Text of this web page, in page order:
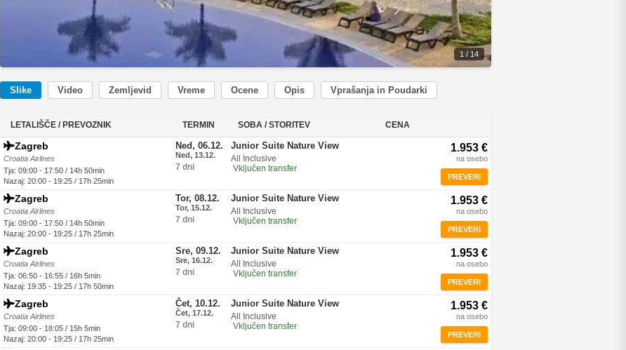
1 / 14
Slike Video Zemljevid Vreme Ocene Opis Vprašanja in Poudarki
LETALIŠČE / PREVOZNIK TERMIN SOBA / STORITEV CENA
Zagreb
Croatia Airlines
Tja: 09:00 - 17:50 / 14h 50min
Nazaj: 20:00 - 19:25 / 17h 25min
Ned, 06.12.
Ned, 13.12.
7 dni
Junior Suite Nature View
All Inclusive
Vključen transfer
1.953 €
na osebo
PREVERI
Zagreb
Croatia Airlines
Tja: 09:00 - 17:50 / 14h 50min
Nazaj: 20:00 - 19:25 / 17h 25min
Tor, 08.12.
Tor, 15.12.
7 dni
Junior Suite Nature View
All Inclusive
Vključen transfer
1.953 €
na osebo
PREVERI
Zagreb
Croatia Airlines
Tja: 06:50 - 16:55 / 16h 5min
Nazaj: 19:35 - 19:25 / 17h 50min
Sre, 09.12.
Sre, 16.12.
7 dni
Junior Suite Nature View
All Inclusive
Vključen transfer
1.953 €
na osebo
PREVERI
Zagreb
Croatia Airlines
Tja: 09:00 - 18:05 / 15h 5min
Nazaj: 20:00 - 19:25 / 17h 25min
Čet, 10.12.
Čet, 17.12.
7 dni
Junior Suite Nature View
All Inclusive
Vključen transfer
1.953 €
na osebo
PREVERI